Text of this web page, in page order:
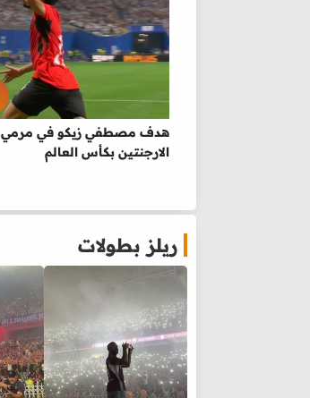
هدف مصطفي زيكو في مرمي
الارجنتين بكأس العالم
ريلز بطولات